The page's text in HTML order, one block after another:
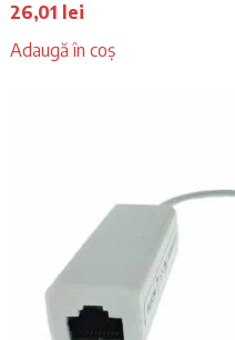
26,01 lei
Adaugă în coș